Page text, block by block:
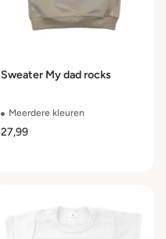
Sweater My dad rocks
Meerdere kleuren
27,99